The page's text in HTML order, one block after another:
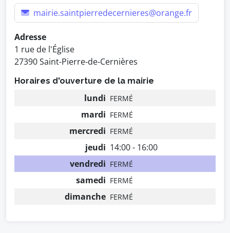
mairie.saintpierredecernieres@orange.fr
Adresse
1 rue de l'Église
27390 Saint-Pierre-de-Cernières
Horaires d'ouverture de la mairie
lundi FERMÉ
mardi FERMÉ
mercredi FERMÉ
jeudi 14:00 - 16:00
vendredi FERMÉ
samedi FERMÉ
dimanche FERMÉ